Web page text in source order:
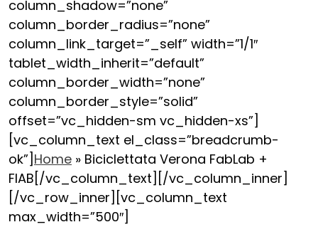
column_shadow=”none”
column_border_radius=”none”
column_link_target=”_self” width=”1/1″
tablet_width_inherit=”default”
column_border_width=”none”
column_border_style=”solid”
offset=”vc_hidden-sm vc_hidden-xs”]
[vc_column_text el_class=”breadcrumb-
ok”] Home » Biciclettata Verona FabLab +
FIAB[/vc_column_text][/vc_column_inner]
[/vc_row_inner][vc_column_text
max_width=”500″]